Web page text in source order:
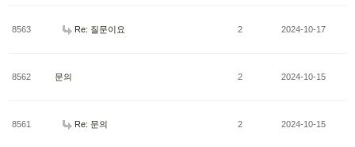
8563 Re: 질문이요 2 2024-10-17
8562 문의 2 2024-10-15
8561 Re: 문의 2 2024-10-15